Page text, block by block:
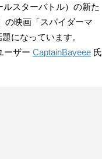
スターバトル）の新た
の映画「スパイダーマ
になっています。
ーザー CaptainBayeee 氏